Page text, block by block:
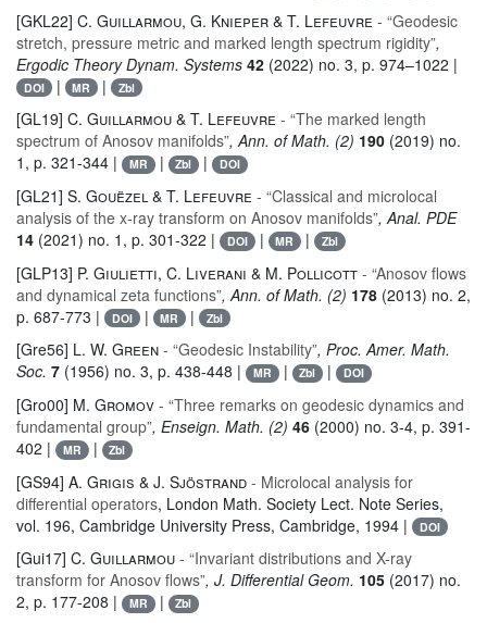
[GKL22] C. Guillarmou, G. Knieper & T. Lefeuvre - “Geodesic
stretch, pressure metric and marked length spectrum rigidity”,
Ergodic Theory Dynam. Systems 42 (2022) no. 3, p. 974–1022 |
DOI | MR | Zbl
[GL19] C. Guillarmou & T. Lefeuvre - “The marked length
spectrum of Anosov manifolds”, Ann. of Math. (2) 190 (2019) no.
1, p. 321-344 |
MR | Zbl | DOI
[GL21] S. Gouëzel & T. Lefeuvre - “Classical and microlocal
analysis of the x-ray transform on Anosov manifolds”, Anal. PDE
14 (2021) no. 1, p. 301-322 | DOI | MR | Zbl
[GLP13] P. Giulietti, C. Liverani & M. Pollicott - “Anosov flows
and dynamical zeta functions”, Ann. of Math. (2) 178 (2013) no. 2,
p. 687-773 |
DOI | MR | Zbl
[Gre56] L. W. Green - “Geodesic Instability”, Proc. Amer. Math.
Soc. 7 (1956) no. 3, p. 438-448 | MR | Zbl | DOI
[Gro00] M. Gromov - “Three remarks on geodesic dynamics and
fundamental group”, Enseign. Math. (2) 46 (2000) no. 3-4, p. 391-
402 |
MR | Zbl
[GS94] A. Grigis & J. Sjöstrand - Microlocal analysis for
differential operators, London Math. Society Lect. Note Series,
vol. 196, Cambridge University Press, Cambridge, 1994 | DOI
[Gui17] C. Guillarmou - “Invariant distributions and X-ray
transform for Anosov flows”, J. Differential Geom. 105 (2017) no.
2, p. 177-208 |
MR | Zbl